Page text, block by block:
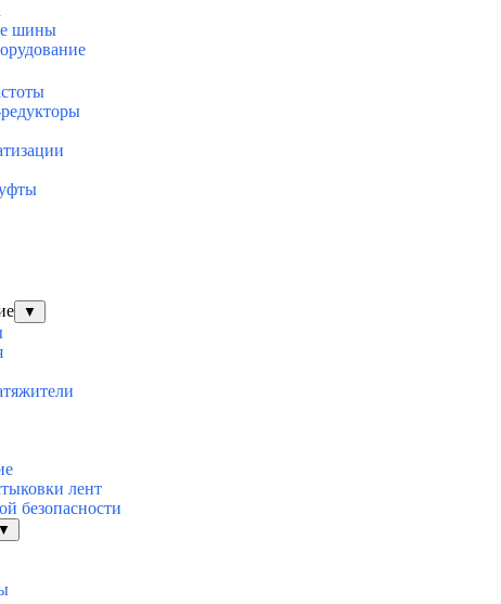
шины
▼
лент
безопасности
▼